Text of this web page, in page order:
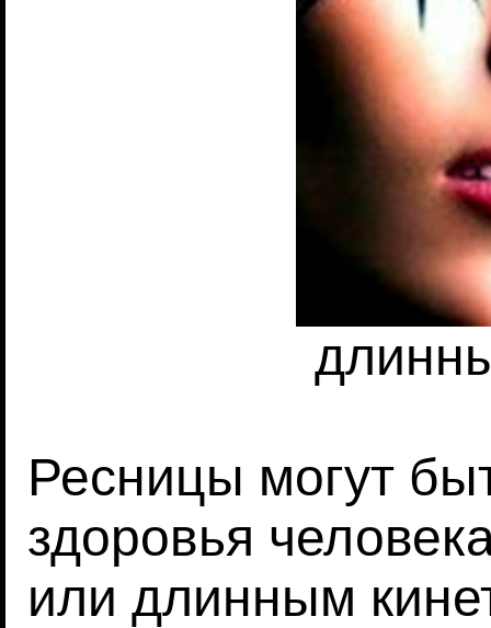
Ресницы могут
здоровья
или длинным